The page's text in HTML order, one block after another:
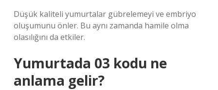
Düşük kaliteli yumurtalar gübrelemeyi ve embriyo
oluşumunu önler. Bu aynı zamanda hamile olma
olasılığını da etkiler.
Yumurtada 03 kodu ne
anlama gelir?